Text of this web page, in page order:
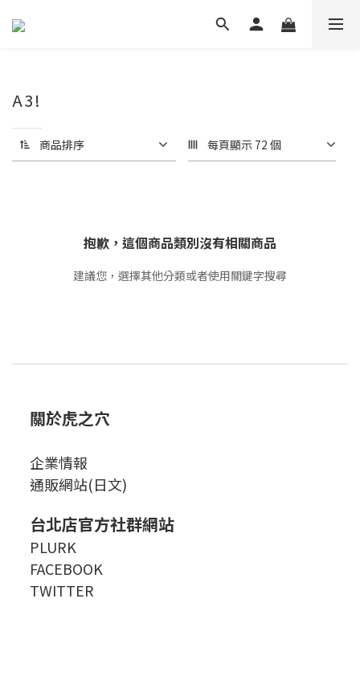
A3!
商品排序 每頁顯示 72 個
抱歉，這個商品類別沒有相關商品
建議您，選擇其他分類或者使用關鍵字搜尋
關於虎之穴
企業情報
通販網站(日文)
台北店官方社群網站
PLURK
FACEBOOK
TWITTER